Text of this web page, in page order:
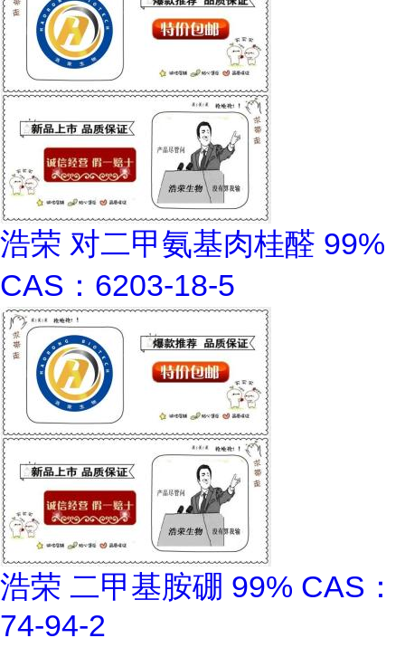
浩荣 对二甲氨基肉桂醛 99%
CAS：6203-18-5
浩荣 二甲基胺硼 99% CAS：
74-94-2